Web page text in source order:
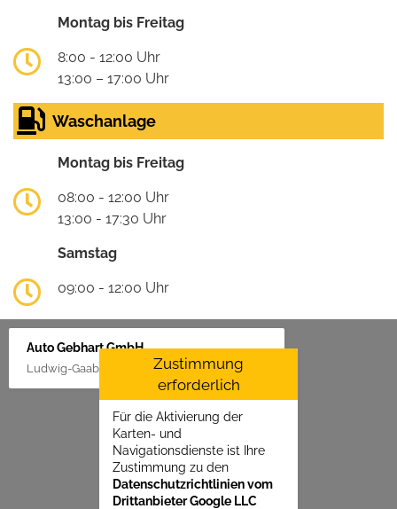
Montag bis Freitag
8:00 - 12:00 Uhr
13:00 – 17:00 Uhr
Waschanlage
Montag bis Freitag
08:00 - 12:00 Uhr
13:00 - 17:30 Uhr
Samstag
09:00 - 12:00 Uhr
Auto Gebhart GmbH
Ludwig-Gaab-Str. 4, 88427 Bad Schussenried
Zustimmung
erforderlich
Für die Aktivierung der
Karten- und
Navigationsdienste ist Ihre
Zustimmung zu den
Datenschutzrichtlinien vom
Drittanbieter Google LLC